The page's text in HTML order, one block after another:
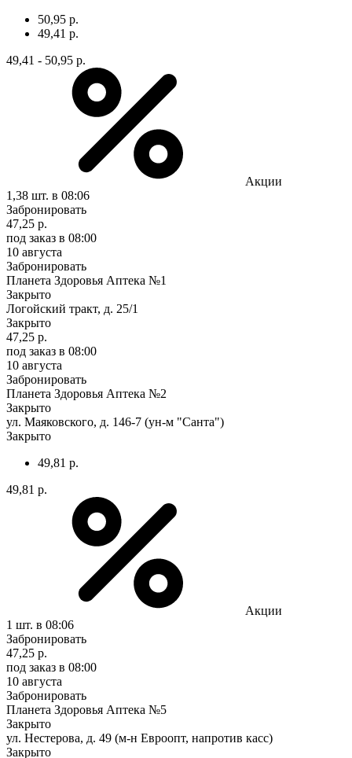
50,95 р.
49,41 р.
49,41 - 50,95 р.
Акции
1,38 шт. в 08:06
Забронировать
47,25 р.
под заказ в 08:00
10 августа
Забронировать
Планета Здоровья Аптека №1
Закрыто
Логойский тракт, д. 25/1
Закрыто
47,25 р.
под заказ в 08:00
10 августа
Забронировать
Планета Здоровья Аптека №2
Закрыто
ул. Маяковского, д. 146-7 (ун-м "Санта")
Закрыто
49,81 р.
49,81 р.
Акции
1 шт. в 08:06
Забронировать
47,25 р.
под заказ в 08:00
10 августа
Забронировать
Планета Здоровья Аптека №5
Закрыто
ул. Нестерова, д. 49 (м-н Евроопт, напротив касс)
Закрыто